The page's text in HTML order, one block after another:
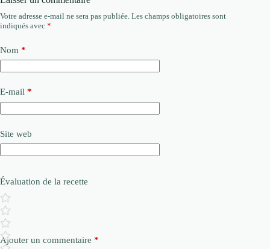
Votre adresse e-mail ne sera pas publiée. Les champs obligatoires sont
indiqués avec *
Nom *
E-mail *
Site web
Évaluation de la recette
Ajouter un commentaire *